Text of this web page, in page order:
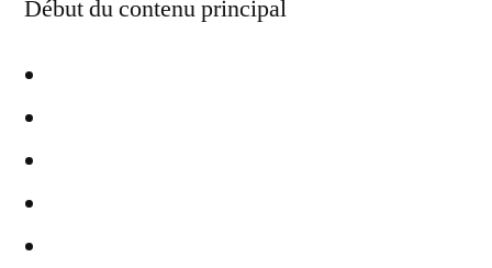
Début du contenu principal